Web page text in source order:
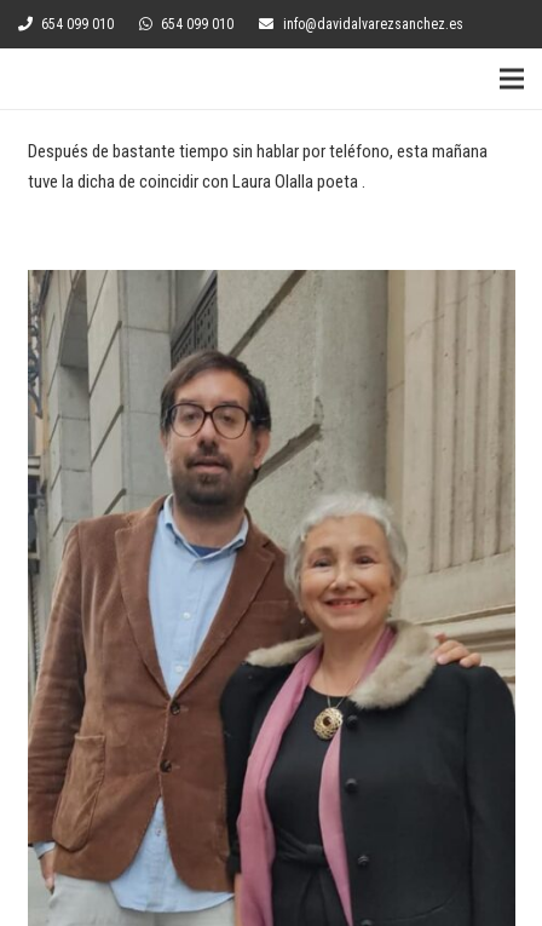
654 099 010 654 099 010 info@davidalvarezsanchez.es
Después de bastante tiempo sin hablar por teléfono, esta mañana
tuve la dicha de coincidir con Laura Olalla poeta .